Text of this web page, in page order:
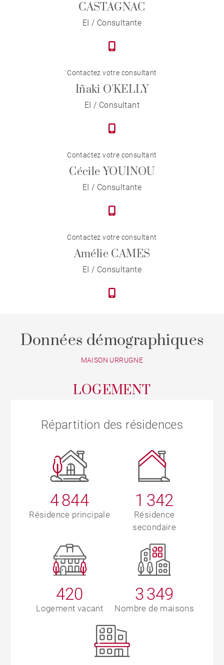
CASTAGNAC
EI / Consultante
Contactez votre consultant
Iñaki O'KELLY
EI / Consultant
Contactez votre consultant
Cécile YOUINOU
EI / Consultante
Contactez votre consultant
Amélie CAMES
EI / Consultante
Données démographiques
MAISON URRUGNE
LOGEMENT
Répartition des résidences
4 844
Résidence principale
1 342
Résidence
secondaire
420
Logement vacant
3 349
Nombre de maisons